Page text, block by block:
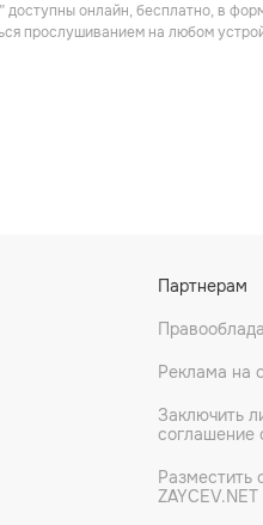
доступны онлайн, бесплатно, в
прослушиванием на любом
Партнерам
Реклама на
Заключить
соглашение
Разместить
ZAYCEV.NET